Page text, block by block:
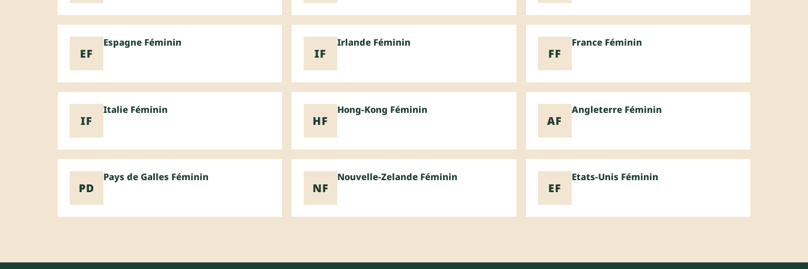
EF
Espagne Féminin
IF
Irlande Féminin
FF
France Féminin
IF
Italie Féminin
HF
Hong-Kong Féminin
AF
Angleterre Féminin
PD
Pays de Galles Féminin
NF
Nouvelle-Zelande Féminin
EF
Etats-Unis Féminin